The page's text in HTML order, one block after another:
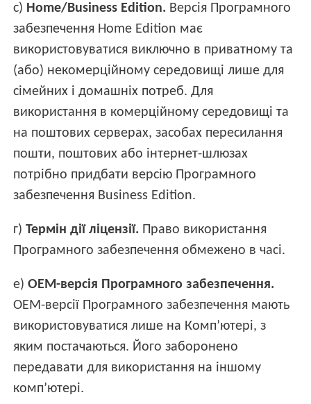
c) Home/Business Edition. Версія Програмного
забезпечення Home Edition має
використовуватися виключно в приватному та
(або) некомерційному середовищі лише для
сімейних і домашніх потреб. Для
використання в комерційному середовищі та
на поштових серверах, засобах пересилання
пошти, поштових або інтернет-шлюзах
потрібно придбати версію Програмного
забезпечення Business Edition.
г)Термін дії ліцензії. Право використання
Програмного забезпечення обмежено в часі.
e)OEM-версія Програмного забезпечення.
OEM-версії Програмного забезпечення мають
використовуватися лише на Комп’ютері, з
яким постачаються. Його заборонено
передавати для використання на іншому
комп’ютері.